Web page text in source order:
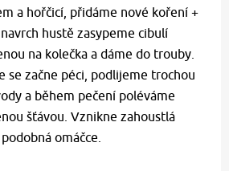
a hořčicí, přidáme nové koření +
hustě zasypeme cibulí
na kolečka a dáme do trouby.
se začne péci, podlijeme trochou
a během pečení poléváme
šťávou. Vznikne zahoustlá
omáčce.